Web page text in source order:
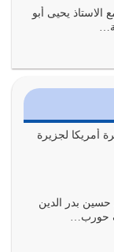
والرزق
معرفة سيرته
على أصله
نقاط الضعف
الاستاذ يحيى أبو
أمريكا لجزيرة
حسين بدر الدين
حورب…